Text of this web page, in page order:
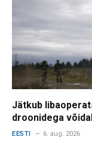
Jätkub
droonidega
EESTI 6. aug. 2026